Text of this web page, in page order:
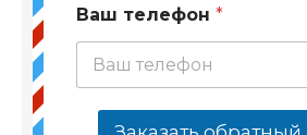
Ваш телефон *